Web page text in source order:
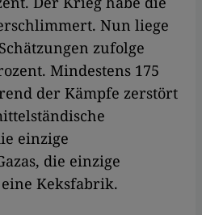
Nun liege
zufolge
Mindestens 175
der Kämpfe zerstört
einzige
die einzige
Keksfabrik.